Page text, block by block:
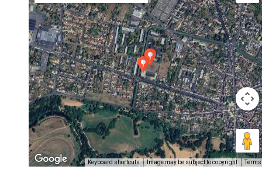
Keyboard shortcuts Image may be subject to copyright Terms